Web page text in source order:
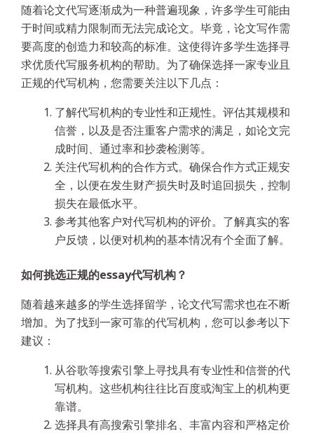
随着论文代写逐渐成为一种普遍现象，许多学生可能由
于时间或精力限制而无法完成论文。毕竟，论文写作需
要高度的创造力和较高的标准。这使得许多学生选择寻
求优质代写服务机构的帮助。为了确保选择一家专业且
正规的代写机构，您需要关注以下几点：
了解代写机构的专业性和正规性。评估其规模和
信誉，以及是否注重客户需求的满足，如论文完
成时间、通过率和抄袭检测等。
关注代写机构的合作方式。确保合作方式正规安
全，以便在发生财产损失时及时追回损失，控制
损失在最低水平。
参考其他客户对代写机构的评价。了解真实的客
户反馈，以便对机构的基本情况有个全面了解。
如何挑选正规的essay代写机构？
随着越来越多的学生选择留学，论文代写需求也在不断
增加。为了找到一家可靠的代写机构，您可以参考以下
建议：
从谷歌等搜索引擎上寻找具有专业性和信誉的代
写机构。这些机构往往比百度或淘宝上的机构更
靠谱。
选择具有高搜索引擎排名、丰富内容和严格定价